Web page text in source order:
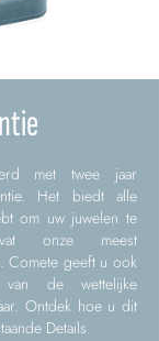
met twee jaar
Het biedt alle
om uw juwelen te
onze meest
Comete geeft u ook
de wettelijke
Ontdek hoe u dit
Details.